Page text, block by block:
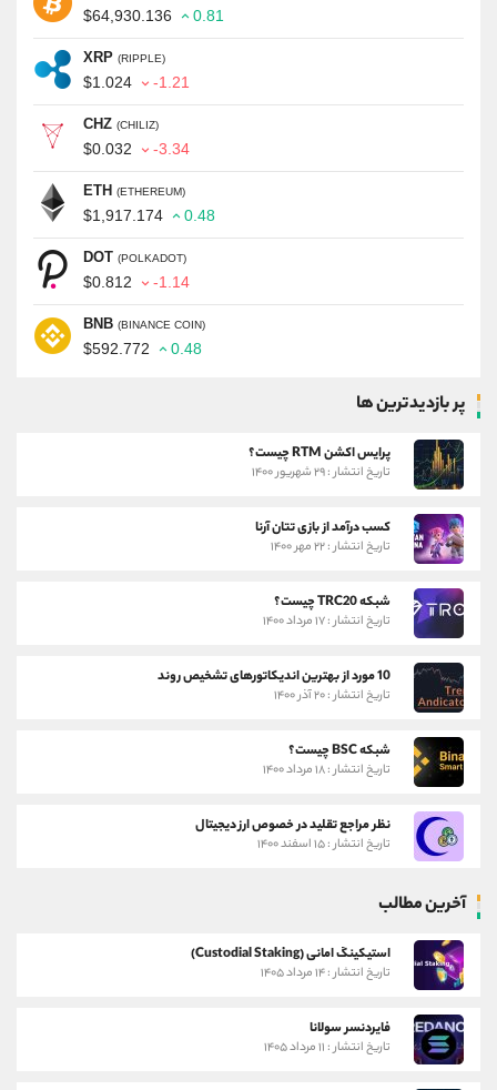
$64,930.136 0.81
XRP (RIPPLE)
$1.024 -1.21
CHZ (CHILIZ)
$0.032 -3.34
ETH (ETHEREUM)
$1,917.174 0.48
DOT (POLKADOT)
$0.812 -1.14
BNB (BINANCE COIN)
$592.772 0.48
پر بازدیدترین ها
پرایس اکشن RTM چیست؟
تاریخ انتشار : ۲۹ شهریور ۱۴۰۰
کسب درآمد از بازی تتان آرنا
تاریخ انتشار : ۲۲ مهر ۱۴۰۰
شبکه TRC20 چیست؟
تاریخ انتشار : ۱۷ مرداد ۱۴۰۰
10 مورد از بهترین اندیکاتورهای تشخیص روند
تاریخ انتشار : ۲۰ آذر ۱۴۰۰
شبکه BSC چیست؟
تاریخ انتشار : ۱۸ مرداد ۱۴۰۰
نظر مراجع تقلید در خصوص ارز دیجیتال
تاریخ انتشار : ۱۵ اسفند ۱۴۰۰
آخرین مطالب
استیکینگ امانی (Custodial Staking)
تاریخ انتشار : ۱۴ مرداد ۱۴۰۵
فایردنسر سولانا
تاریخ انتشار : ۱۱ مرداد ۱۴۰۵